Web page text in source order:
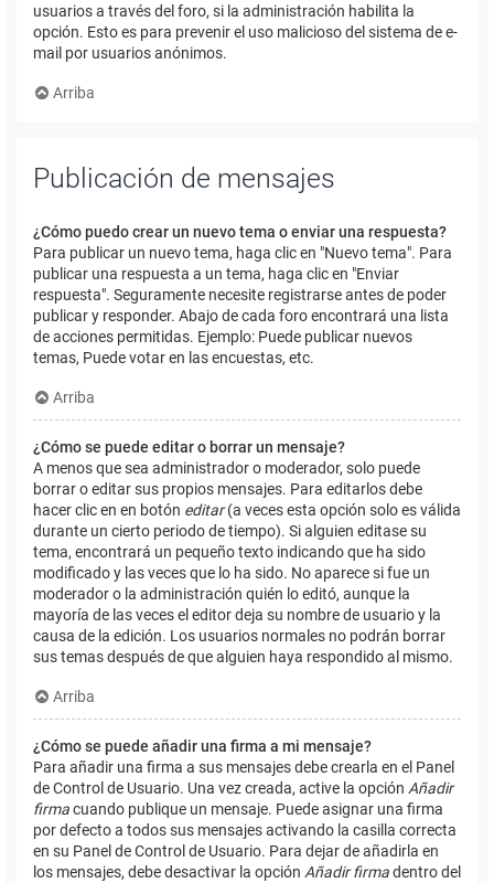
usuarios a través del foro, si la administración habilita la
opción. Esto es para prevenir el uso malicioso del sistema de e-
mail por usuarios anónimos.
Arriba
Publicación de mensajes
¿Cómo puedo crear un nuevo tema o enviar una respuesta?
Para publicar un nuevo tema, haga clic en "Nuevo tema". Para
publicar una respuesta a un tema, haga clic en "Enviar
respuesta". Seguramente necesite registrarse antes de poder
publicar y responder. Abajo de cada foro encontrará una lista
de acciones permitidas. Ejemplo: Puede publicar nuevos
temas, Puede votar en las encuestas, etc.
Arriba
¿Cómo se puede editar o borrar un mensaje?
A menos que sea administrador o moderador, solo puede
borrar o editar sus propios mensajes. Para editarlos debe
hacer clic en en botón editar(a veces esta opción solo es válida
durante un cierto periodo de tiempo). Si alguien editase su
tema, encontrará un pequeño texto indicando que ha sido
modificado y las veces que lo ha sido. No aparece si fue un
moderador o la administración quién lo editó, aunque la
mayoría de las veces el editor deja su nombre de usuario y la
causa de la edición. Los usuarios normales no podrán borrar
sus temas después de que alguien haya respondido al mismo.
Arriba
¿Cómo se puede añadir una firma a mi mensaje?
Para añadir una firma a sus mensajes debe crearla en el Panel
de Control de Usuario. Una vez creada, active la opción Añadir
firmacuando publique un mensaje. Puede asignar una firma
por defecto a todos sus mensajes activando la casilla correcta
en su Panel de Control de Usuario. Para dejar de añadirla en
los mensajes, debe desactivar la opción Añadir firmadentro del